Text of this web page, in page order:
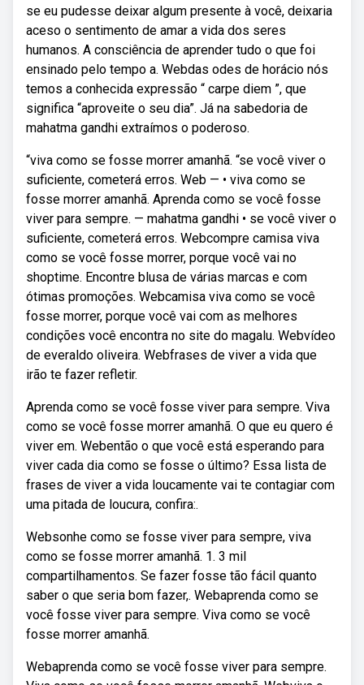
se eu pudesse deixar algum presente à você, deixaria
aceso o sentimento de amar a vida dos seres
humanos. A consciência de aprender tudo o que foi
ensinado pelo tempo a. Webdas odes de horácio nós
temos a conhecida expressão “ carpe diem ”, que
significa “aproveite o seu dia”. Já na sabedoria de
mahatma gandhi extraímos o poderoso.
“viva como se fosse morrer amanhã. “se você viver o
suficiente, cometerá erros. Web — • viva como se
fosse morrer amanhã. Aprenda como se você fosse
viver para sempre. — mahatma gandhi • se você viver o
suficiente, cometerá erros. Webcompre camisa viva
como se você fosse morrer, porque você vai no
shoptime. Encontre blusa de várias marcas e com
ótimas promoções. Webcamisa viva como se você
fosse morrer, porque você vai com as melhores
condições você encontra no site do magalu. Webvídeo
de everaldo oliveira. Webfrases de viver a vida que
irão te fazer refletir.
Aprenda como se você fosse viver para sempre. Viva
como se você fosse morrer amanhã. O que eu quero é
viver em. Webentão o que você está esperando para
viver cada dia como se fosse o último? Essa lista de
frases de viver a vida loucamente vai te contagiar com
uma pitada de loucura, confira:.
Websonhe como se fosse viver para sempre, viva
como se fosse morrer amanhã. 1. 3 mil
compartilhamentos. Se fazer fosse tão fácil quanto
saber o que seria bom fazer,. Webaprenda como se
você fosse viver para sempre. Viva como se você
fosse morrer amanhã.
Webaprenda como se você fosse viver para sempre.